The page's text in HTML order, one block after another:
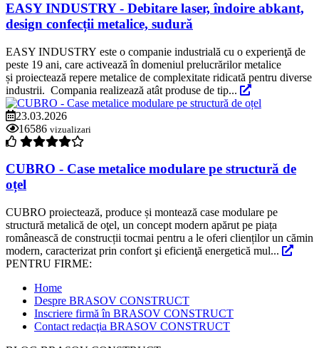
EASY INDUSTRY - Debitare laser, îndoire abkant,
design confecții metalice, sudură
EASY INDUSTRY este o companie industrială cu o experienţă de
peste 19 ani, care activează în domeniul prelucrărilor metalice
și proiectează repere metalice de complexitate ridicată pentru diverse
industrii. Compania realizează atât produse de tip...
23.03.2026
16586 vizualizari
CUBRO - Case metalice modulare pe structură de
oțel
CUBRO proiectează, produce și montează case modulare pe
structură metalică de oţel, un concept modern apărut pe piața
românească de construcții tocmai pentru a le oferi clienților un cămin
modern, caracterizat prin confort şi eficienţă energetică mul...
PENTRU FIRME:
Home
Despre BRASOV CONSTRUCT
Inscriere firmă în BRASOV CONSTRUCT
Contact redacţia BRASOV CONSTRUCT